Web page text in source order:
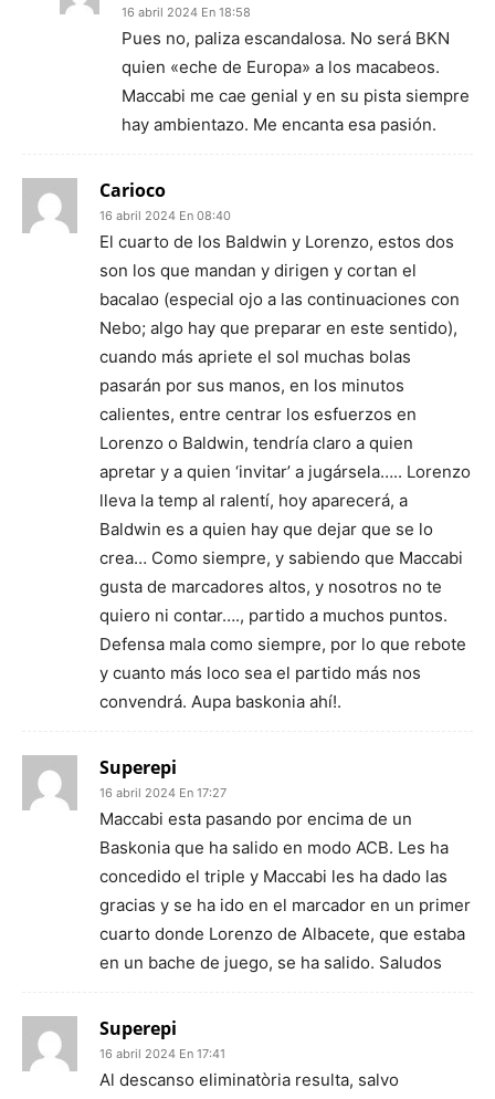
16 abril 2024 En 18:58
Pues no, paliza escandalosa. No será BKN
quien «eche de Europa» a los macabeos.
Maccabi me cae genial y en su pista siempre
hay ambientazo. Me encanta esa pasión.
Carioco
16 abril 2024 En 08:40
El cuarto de los Baldwin y Lorenzo, estos dos
son los que mandan y dirigen y cortan el
bacalao (especial ojo a las continuaciones con
Nebo; algo hay que preparar en este sentido),
cuando más apriete el sol muchas bolas
pasarán por sus manos, en los minutos
calientes, entre centrar los esfuerzos en
Lorenzo o Baldwin, tendría claro a quien
apretar y a quien ‘invitar’ a jugársela….. Lorenzo
lleva la temp al ralentí, hoy aparecerá, a
Baldwin es a quien hay que dejar que se lo
crea… Como siempre, y sabiendo que Maccabi
gusta de marcadores altos, y nosotros no te
quiero ni contar…., partido a muchos puntos.
Defensa mala como siempre, por lo que rebote
y cuanto más loco sea el partido más nos
convendrá. Aupa baskonia ahí!.
Superepi
16 abril 2024 En 17:27
Maccabi esta pasando por encima de un
Baskonia que ha salido en modo ACB. Les ha
concedido el triple y Maccabi les ha dado las
gracias y se ha ido en el marcador en un primer
cuarto donde Lorenzo de Albacete, que estaba
en un bache de juego, se ha salido. Saludos
Superepi
16 abril 2024 En 17:41
Al descanso eliminatòria resulta, salvo